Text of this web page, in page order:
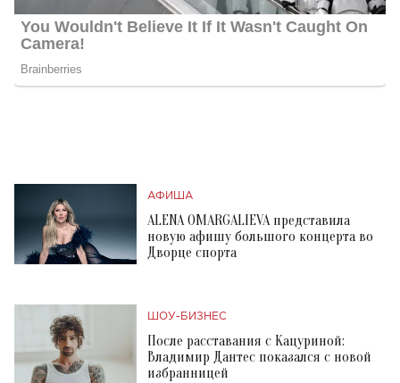
АФИША
ALENA OMARGALIEVA представила
новую афишу большого концерта во
Дворце спорта
ШОУ-БИЗНЕС
После расставания с Кацуриной:
Владимир Дантес показался с новой
избранницей